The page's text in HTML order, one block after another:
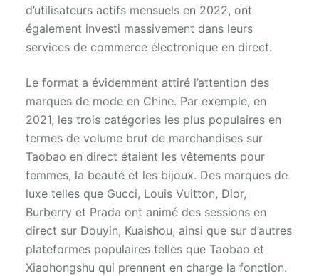
d’utilisateurs actifs mensuels en 2022, ont
également investi massivement dans leurs
services de commerce électronique en direct.
Le format a évidemment attiré l’attention des
marques de mode en Chine. Par exemple, en
2021, les trois catégories les plus populaires en
termes de volume brut de marchandises sur
Taobao en direct étaient les vêtements pour
femmes, la beauté et les bijoux. Des marques de
luxe telles que Gucci, Louis Vuitton, Dior,
Burberry et Prada ont animé des sessions en
direct sur Douyin, Kuaishou, ainsi que sur d’autres
plateformes populaires telles que Taobao et
Xiaohongshu qui prennent en charge la fonction.